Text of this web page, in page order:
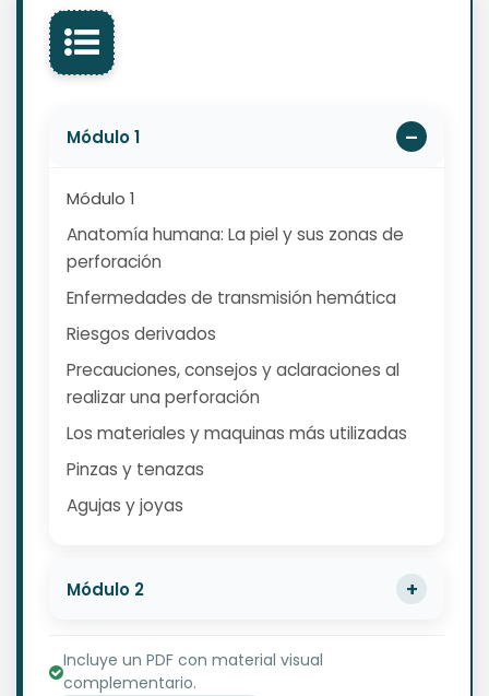
Módulo 1
Módulo 1
Anatomía humana: La piel y sus zonas de
perforación
Enfermedades de transmisión hemática
Riesgos derivados
Precauciones, consejos y aclaraciones al
realizar una perforación
Los materiales y maquinas más utilizadas
Pinzas y tenazas
Agujas y joyas
Módulo 2
Incluye un PDF con material visual
complementario.